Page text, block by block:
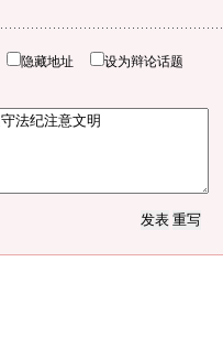
隐藏地址 设为辩论话题